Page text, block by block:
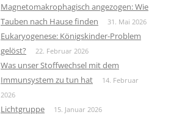
Magnetomakrophagisch angezogen: Wie
Tauben nach Hause finden
31. Mai 2026
Eukaryogenese: Königskinder-Problem
gelöst?
22. Februar 2026
Was unser Stoffwechsel mit dem
Immunsystem zu tun hat
14. Februar
2026
Lichtgruppe 15. Januar 2026